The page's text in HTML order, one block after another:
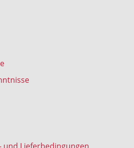
und Lieferbedingungen